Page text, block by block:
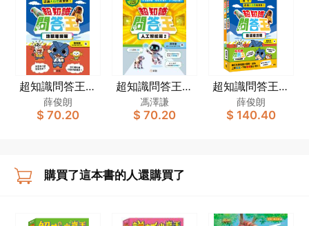
超知識問答王：
地球環境篇
薛俊朗
$ 70.20
超知識問答王：
人工智能篇 2
馮澤謙
$ 70.20
超知識問答王：
天文地理篇套裝
（一套2冊）
薛俊朗
$ 140.40
購買了這本書的人還購買了